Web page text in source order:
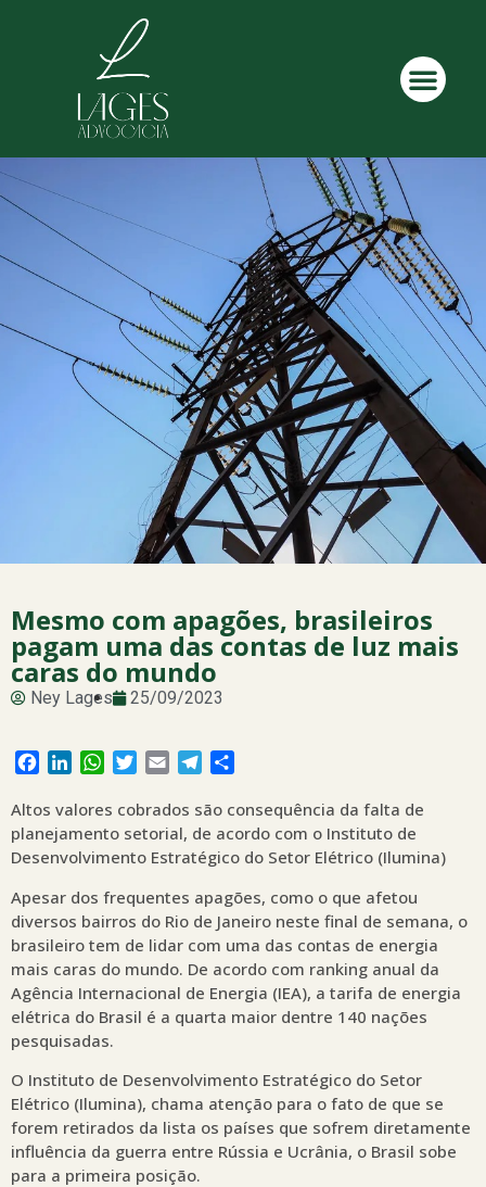
Mesmo com apagões, brasileiros
pagam uma das contas de luz mais
caras do mundo
Ney Lages 25/09/2023
Facebook
LinkedInWhatsApp
Twitter
Email Telegram
Altos valores cobrados são consequência da falta de
planejamento setorial, de acordo com o Instituto de
Desenvolvimento Estratégico do Setor Elétrico (Ilumina)
Apesar dos frequentes apagões, como o que afetou
diversos bairros do Rio de Janeiro neste final de semana, o
brasileiro tem de lidar com uma das contas de energia
mais caras do mundo. De acordo com ranking anual da
Agência Internacional de Energia (IEA), a tarifa de energia
elétrica do Brasil é a quarta maior dentre 140 nações
pesquisadas.
O Instituto de Desenvolvimento Estratégico do Setor
Elétrico (Ilumina), chama atenção para o fato de que se
forem retirados da lista os países que sofrem diretamente
influência da guerra entre Rússia e Ucrânia, o Brasil sobe
para a primeira posição.